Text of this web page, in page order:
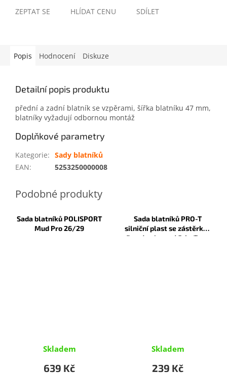
ZEPTAT SE HLÍDAT CENU SDÍLET
Popis Hodnocení Diskuze
Detailní popis produktu
přední a zadní blatník se vzpěrami, šířka blatníku 47 mm,
blatníky vyžadují odbornou montáž
Doplňkové parametry
Kategorie: Sady blatníků
EAN: 5253250000008
Sada blatníků POLISPORT
Mud Pro 26/29
Skladem
639 Kč
Sada blatníků PRO-T
silniční plast se zástěrkou
černá uchycení Grip-Type
Skladem
239 Kč